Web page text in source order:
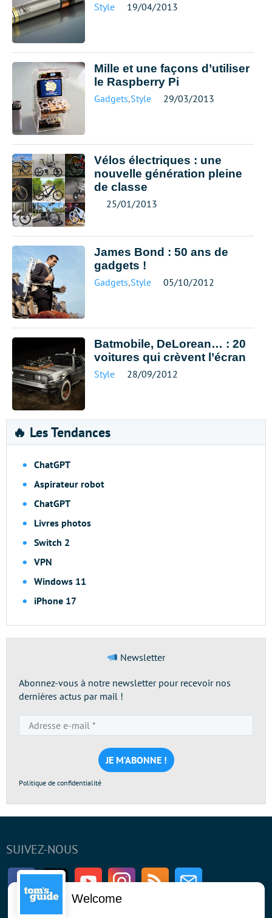
Style 19/04/2013
Mille et une façons d’utiliser
le Raspberry Pi
Gadgets,Style 29/03/2013
Vélos électriques : une
nouvelle génération pleine
de classe
25/01/2013
James Bond : 50 ans de
gadgets !
Gadgets,Style 05/10/2012
Batmobile, DeLorean… : 20
voitures qui crèvent l’écran
Style 28/09/2012
🔥 Les Tendances
ChatGPT
Aspirateur robot
ChatGPT
Livres photos
Switch 2
VPN
Windows 11
iPhone 17
Newsletter
Abonnez-vous à notre newsletter pour recevoir nos
dernières actus par mail !
e-
mail
*
Politique de confidentialité
SUIVEZ-NOUS
FacebookTwitter Youtube InstagramRSS Newsletter
Welcome